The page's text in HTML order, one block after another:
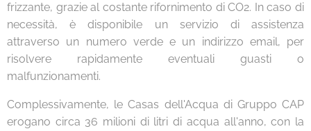
frizzante, grazie al costante rifornimento di CO2. In caso di
necessità, è disponibile un servizio di assistenza
attraverso un numero verde e un indirizzo email, per
risolvere rapidamente eventuali guasti o
malfunzionamenti.
Complessivamente, le Casas dell'Acqua di Gruppo CAP
erogano circa 36 milioni di litri di acqua all'anno, con la